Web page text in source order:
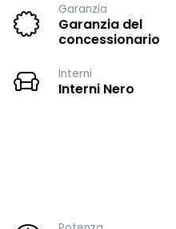
Garanzia
Garanzia del
concessionario
Interni
Interni Nero